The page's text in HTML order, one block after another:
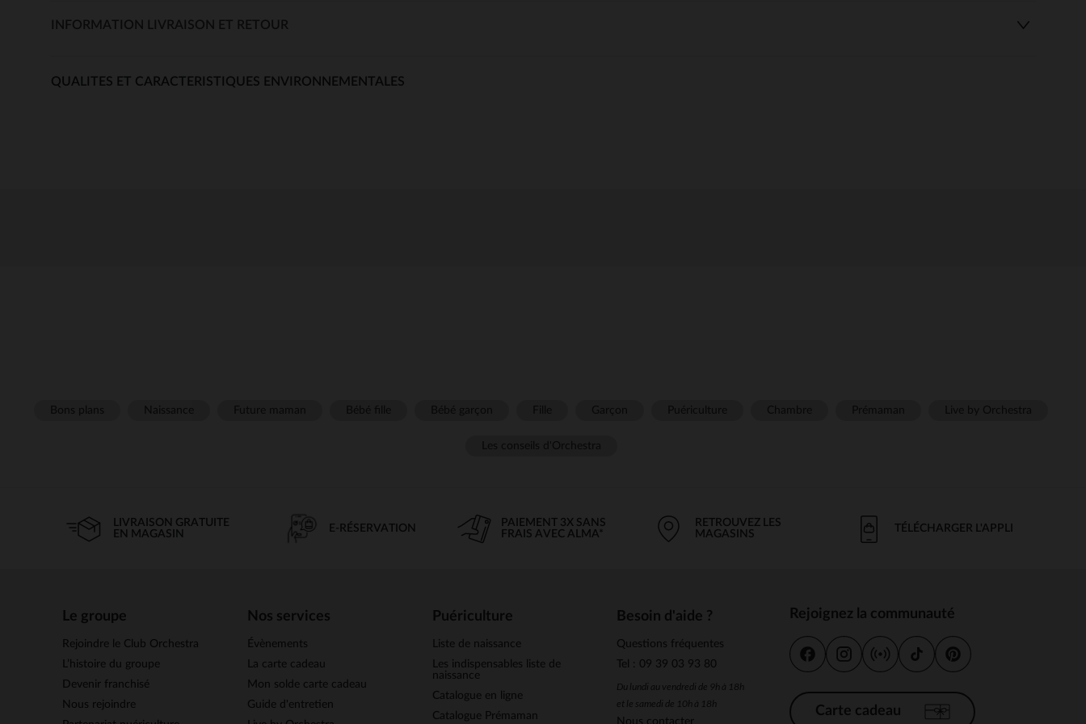
INFORMATION LIVRAISON ET RETOUR
QUALITES ET CARACTERISTIQUES ENVIRONNEMENTALES
LIVRAISON GRATUITE
EN MAGASIN
E-RÉSERVATION
PAIEMENT 3X SANS
FRAIS AVEC ALMA*
RETROUVEZ LES
MAGASINS
TÉLÉCHARGER L'APPLI
Le groupe
Rejoindre le Club Orchestra
L’histoire du groupe
Devenir franchisé
Nous rejoindre
Nos services
Évènements
La carte cadeau
Mon solde carte cadeau
Guide d'entretien
Puériculture
Liste de naissance
Les indispensables liste de
naissance
Catalogue en ligne
Catalogue Prémaman
Besoin d'aide ?
Questions fréquentes
Tel : 09 39 03 93 80
Du lundi au vendredi de 9h à 18h
et le samedi de 10h à 18h
Nous contacter
Rejoignez la communauté
Carte cadeau